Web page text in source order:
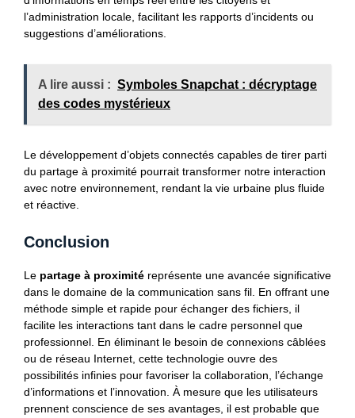
l’administration locale, facilitant les rapports d’incidents ou
suggestions d’améliorations.
A lire aussi : Symboles Snapchat : décryptage
des codes mystérieux
Le développement d’objets connectés capables de tirer parti
du partage à proximité pourrait transformer notre interaction
avec notre environnement, rendant la vie urbaine plus fluide
et réactive.
Conclusion
Le partage à proximité représente une avancée significative
dans le domaine de la communication sans fil. En offrant une
méthode simple et rapide pour échanger des fichiers, il
facilite les interactions tant dans le cadre personnel que
professionnel. En éliminant le besoin de connexions câblées
ou de réseau Internet, cette technologie ouvre des
possibilités infinies pour favoriser la collaboration, l’échange
d’informations et l’innovation. À mesure que les utilisateurs
prennent conscience de ses avantages, il est probable que